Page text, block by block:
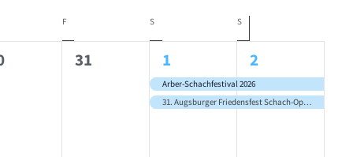
FFREITAG SSAMSTAG SSONNTAG
0
Veranstaltungen,
31
2
Veranstaltungen,
1
Arber-Schachfestival 2026
31. Augsburger Friedensfest Schach-Open
2
2